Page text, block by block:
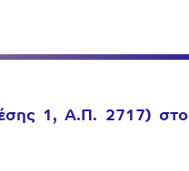
1, Α.Π. 2717) στο